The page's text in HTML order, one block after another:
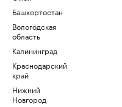
Башкортостан
Вологодская
область
Калининград
Краснодарский
край
Нижний
Новгород